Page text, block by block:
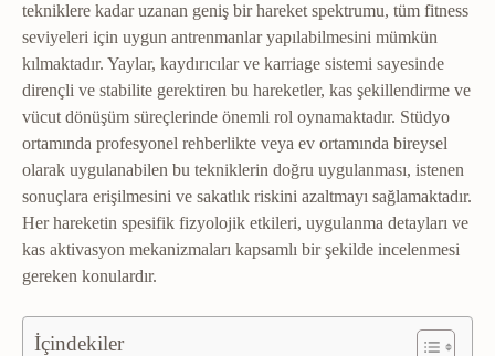
tekniklere kadar uzanan geniş bir hareket spektrumu, tüm fitness
seviyeleri için uygun antrenmanlar yapılabilmesini mümkün
kılmaktadır. Yaylar, kaydırıcılar ve karriage sistemi sayesinde
dirençli ve stabilite gerektiren bu hareketler, kas şekillendirme ve
vücut dönüşüm süreçlerinde önemli rol oynamaktadır. Stüdyo
ortamında profesyonel rehberlikte veya ev ortamında bireysel
olarak uygulanabilen bu tekniklerin doğru uygulanması, istenen
sonuçlara erişilmesini ve sakatlık riskini azaltmayı sağlamaktadır.
Her hareketin spesifik fizyolojik etkileri, uygulanma detayları ve
kas aktivasyon mekanizmaları kapsamlı bir şekilde incelenmesi
gereken konulardır.
İçindekiler